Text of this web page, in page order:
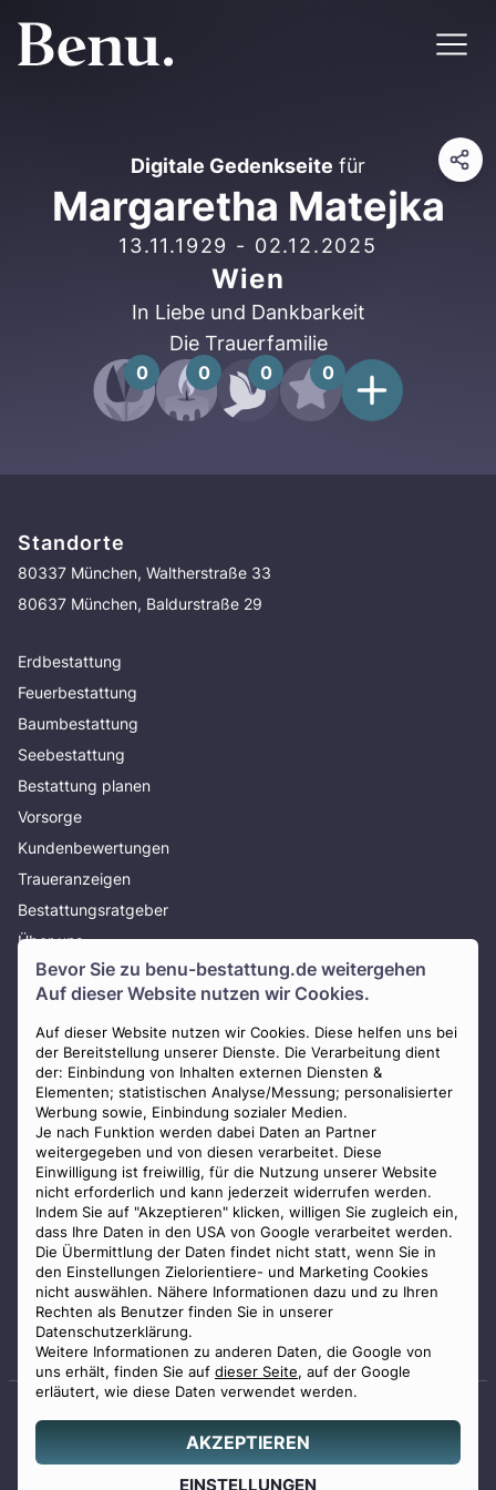
Bevor Sie zu benu-bestattung.de weitergehen
Auf dieser Website nutzen wir Cookies.
Auf dieser Website nutzen wir Cookies. Diese helfen uns bei
der Bereitstellung unserer Dienste. Die Verarbeitung dient
der: Einbindung von Inhalten externen Diensten &
Elementen; statistischen Analyse/Messung; personalisierter
Werbung sowie, Einbindung sozialer Medien.
Je nach Funktion werden dabei Daten an Partner
weitergegeben und von diesen verarbeitet. Diese
Einwilligung ist freiwillig, für die Nutzung unserer Website
nicht erforderlich und kann jederzeit widerrufen werden.
Indem Sie auf "Akzeptieren" klicken, willigen Sie zugleich ein,
dass Ihre Daten in den USA von Google verarbeitet werden.
Die Übermittlung der Daten findet nicht statt, wenn Sie in
den Einstellungen Zielorientiere- und Marketing Cookies
nicht auswählen. Nähere Informationen dazu und zu Ihren
Rechten als Benutzer finden Sie in unserer
Datenschutzerklärung.
Weitere Informationen zu anderen Daten, die Google von
uns erhält, finden Sie auf dieser Seite, auf der Google
erläutert, wie diese Daten verwendet werden.
AKZEPTIEREN
EINSTELLUNGEN
Digitale Gedenkseite für
Margaretha Matejka
13.11.1929 - 02.12.2025
Wien
In Liebe und Dankbarkeit
Die Trauerfamilie
0 0 0 0
Standorte
80337 München, Waltherstraße 33
80637 München, Baldurstraße 29
Erdbestattung
Feuerbestattung
Baumbestattung
Seebestattung
Bestattung planen
Vorsorge
Kundenbewertungen
Traueranzeigen
Bestattungsratgeber
Über uns
Presse
AGB
Impressum
Datenschutz
Widerrufsbelehrung
Zahlungsmöglichkeiten
Mitglied im Bestatterverband Bayern
Staatlich geprüfter
© 2026 Benu GmbH. Alle Rechte vorbehalten.